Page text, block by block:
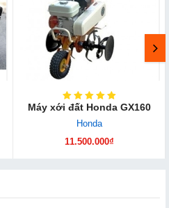
Máy xới đất Honda GX160
Honda
11.500.000₫